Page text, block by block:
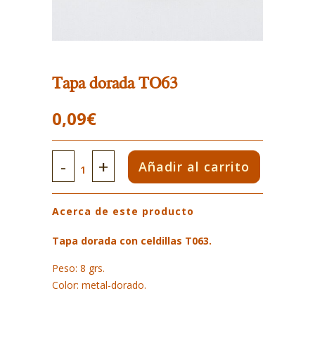
Tapa dorada TO63
0,09€
TO63
quantity
Añadir al carrito
Acerca de este producto
Tapa dorada con celdillas T063.
Peso: 8 grs.
Color: metal-dorado.